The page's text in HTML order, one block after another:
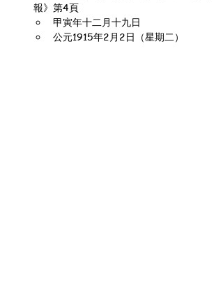
報》第4頁
甲寅年十二月十九日
公元1915年2月2日（星期二）